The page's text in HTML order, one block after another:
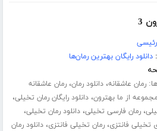
3
رئیسی
دانلود رایگان بهترین رمان‌ها
رمان عاشقانه،دانلود رمان،رمان عاشقانه
مجموعه از ما بهترون،دانلود رایگان رمان تخیلی،
،رمان فارسی تخیلی،دانلود رمان تخیلی،
تخیلی فانتزی،رمان تخیلی فانتزی،دانلود رمان